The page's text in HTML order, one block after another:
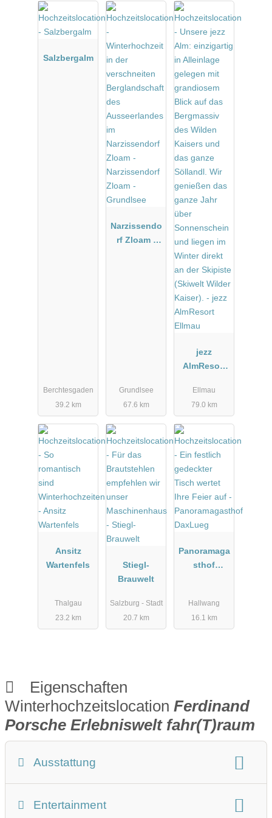
jede weitere Stunde: € 180,-
Gerne werden individuelle Wünsche erfüllt.
Voranmeldung erforderlich.
FAHRTRAUM Mattsee
Salzbergalm
Berchtesgaden
39.2 km
Narzissendo
rf Zloam -
Grundlsee
67.6 km
jezz
AlmResort
Ellmau
79.0 km
Ansitz
Wartenfels
Thalgau
23.2 km
Stiegl-
Brauwelt
Salzburg - Stadt
20.7 km
Panoramaga
sthof
Hallwang
16.1 km
Eigenschaften
Winterhochzeitslocation Ferdinand
Porsche Erlebniswelt fahr(T)raum
Ausstattung
Entertainment